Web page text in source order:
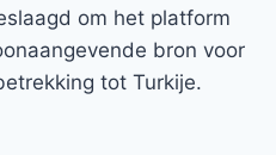
om het platform
bron voor
tot Turkije.